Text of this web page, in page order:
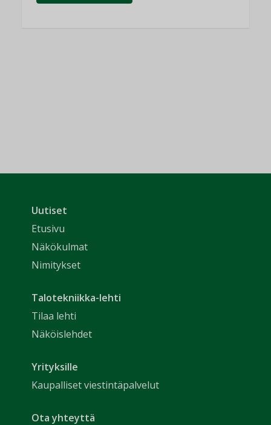
Uutiset
Etusivu
Näkökulmat
Nimitykset
Talotekniikka-lehti
Tilaa lehti
Näköislehdet
Yrityksille
Kaupalliset viestintäpalvelut
Ota yhteyttä